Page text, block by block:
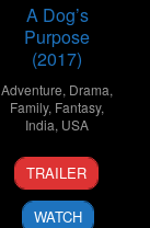
A Dog’s
Purpose
(2017)
Adventure, Drama,
Family, Fantasy,
India, USA
19
Jan
2017
Lasse
Hallström
TRAILER
WATCH